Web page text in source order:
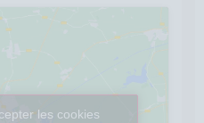
les cookies